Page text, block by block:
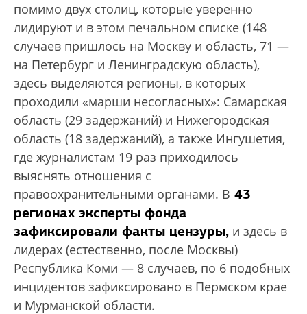
помимо двух столиц, которые уверенно
лидируют и в этом печальном списке (148
случаев пришлось на Москву и область, 71 —
на Петербург и Ленинградскую область),
здесь выделяются регионы, в которых
проходили «марши несогласных»: Самарская
область (29 задержаний) и Нижегородская
область (18 задержаний), а также Ингушетия,
где журналистам 19 раз приходилось
выяснять отношения с
правоохранительными органами. В 43
регионах эксперты фонда
зафиксировали факты цензуры, и здесь в
лидерах (естественно, после Москвы)
Республика Коми — 8 случаев, по 6 подобных
инцидентов зафиксировано в Пермском крае
и Мурманской области.